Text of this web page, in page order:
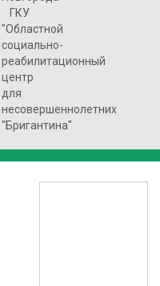
ГКУ
"Областной
социально-
реабилитационный
центр
для
несовершеннолетних
"Бригантина"